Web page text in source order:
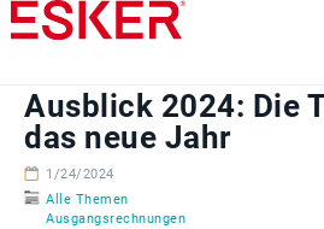
Skip
to
content
Ausblick 2024: Die
das neue Jahr
1/24/2024
Alle Themen
Ausgangsrechnungen